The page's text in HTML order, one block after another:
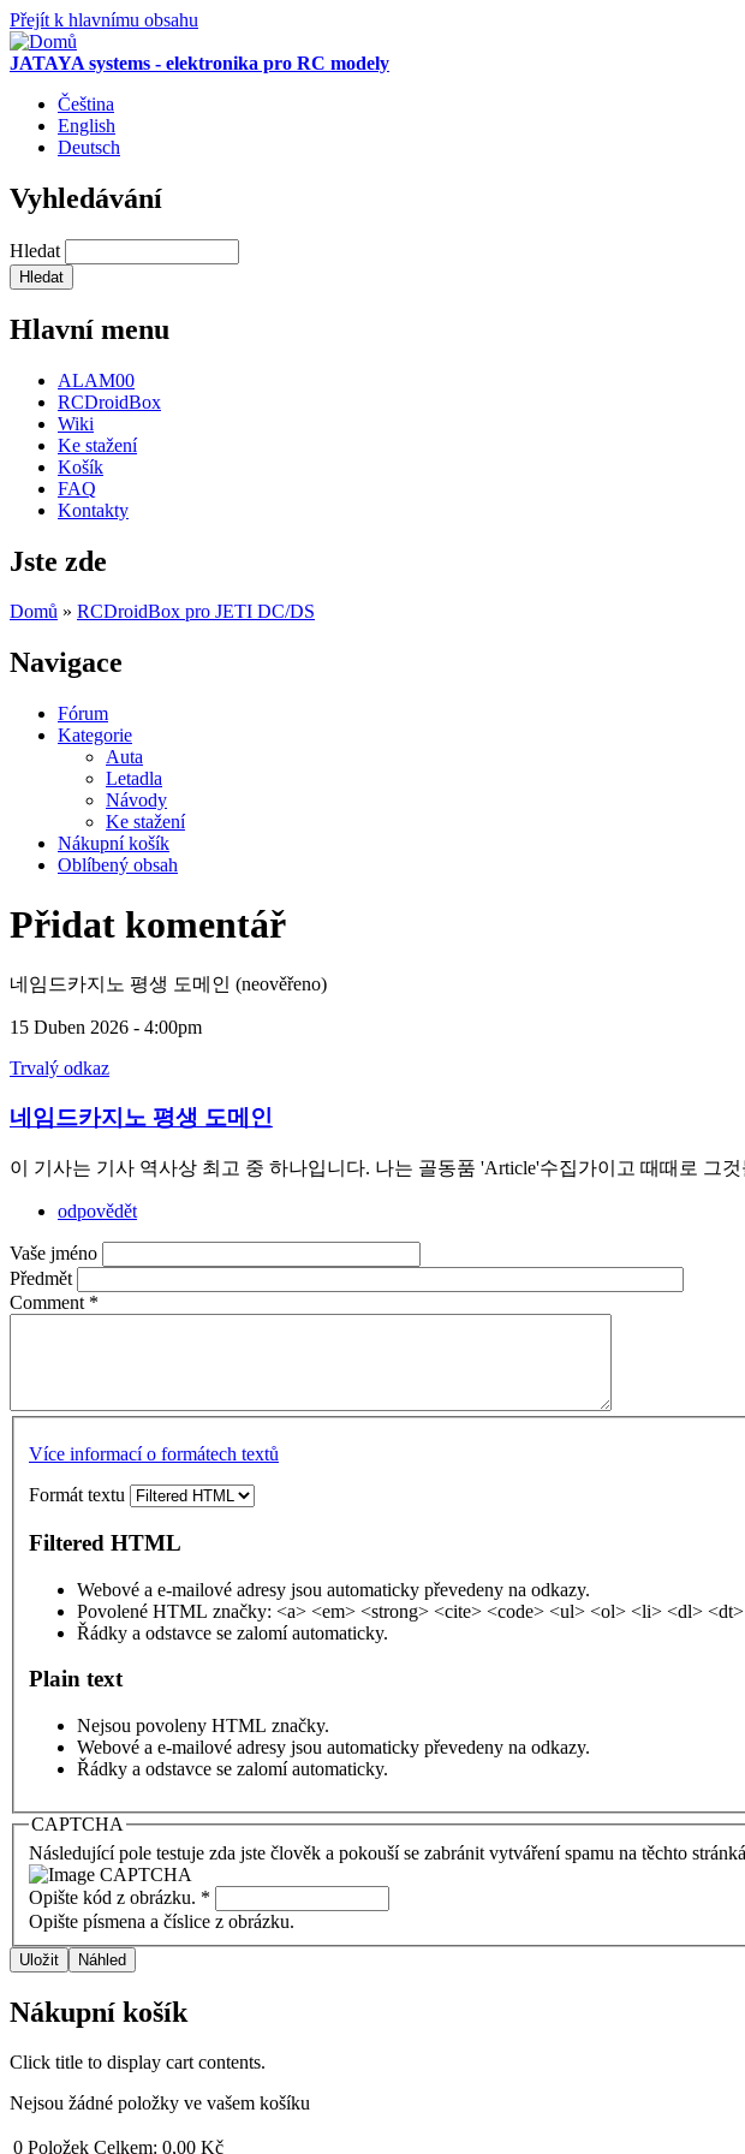
Přejít k hlavnímu obsahu
JATAYA systems - elektronika pro RC modely
Čeština
English
Deutsch
Vyhledávání
Hledat
Hlavní menu
ALAM00
RCDroidBox
Wiki
Ke stažení
Košík
FAQ
Kontakty
Jste zde
Domů » RCDroidBox pro JETI DC/DS
Navigace
Fórum
Kategorie
Auta
Letadla
Návody
Ke stažení
Nákupní košík
Oblíbený obsah
Přidat komentář
네임드카지노 평생 도메인 (neověřeno)
15 Duben 2026 - 4:00pm
Trvalý odkaz
네임드카지노 평생 도메인
이 기사는 기사 역사상 최고 중 하나입니다. 나는 골동품 'Article'수집가이고 때때로 그
odpovědět
Vaše jméno
Předmět
Comment *
Více informací o formátech textů
Formát textu
Filtered HTML
Webové a e-mailové adresy jsou automaticky převedeny na odkazy.
Povolené HTML značky: <a> <em> <strong> <cite> <code> <ul> <ol> <li> <dl>
Řádky a odstavce se zalomí automaticky.
Plain text
Nejsou povoleny HTML značky.
Webové a e-mailové adresy jsou automaticky převedeny na odkazy.
Řádky a odstavce se zalomí automaticky.
CAPTCHA
Následující pole testuje zda jste člověk a pokouší se zabránit vytváření spamu na těchto
Opište kód z obrázku. *
Opište písmena a číslice z obrázku.
Nákupní košík
Click title to display cart contents.
Nejsou žádné položky ve vašem košíku
0 Položek Celkem: 0,00 Kč